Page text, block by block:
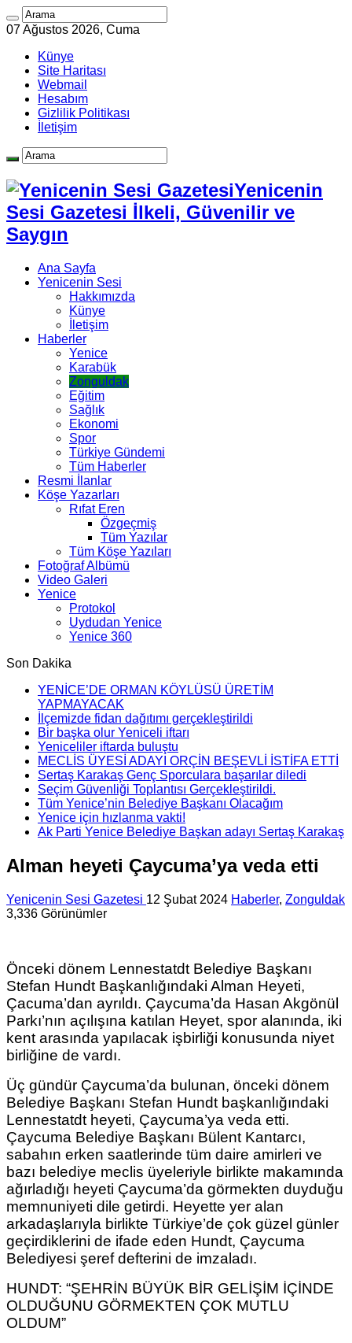
07 Ağustos 2026, Cuma
Künye
Site Haritası
Webmail
Hesabım
Gizlilik Politikası
İletişim
Yenicenin
Sesi Gazetesi İlkeli, Güvenilir ve
Saygın
Ana Sayfa
Yenicenin Sesi
Hakkımızda
Künye
İletişim
Haberler
Yenice
Karabük
Zonguldak
Eğitim
Sağlık
Ekonomi
Spor
Türkiye Gündemi
Tüm Haberler
Resmi İlanlar
Köşe Yazarları
Rıfat Eren
Özgeçmiş
Tüm Yazılar
Tüm Köşe Yazıları
Fotoğraf Albümü
Video Galeri
Yenice
Protokol
Uydudan Yenice
Yenice 360
Son Dakika
YENİCE’DE ORMAN KÖYLÜSÜ ÜRETİM
YAPMAYACAK
İlçemizde fidan dağıtımı gerçekleştirildi
Bir başka olur Yeniceli iftarı
Yeniceliler iftarda buluştu
MECLİS ÜYESİ ADAYI ORÇİN BEŞEVLİ İSTİFA ETTİ
Sertaş Karakaş Genç Sporculara başarılar diledi
Seçim Güvenliği Toplantısı Gerçekleştirildi.
Tüm Yenice’nin Belediye Başkanı Olacağım
Yenice için hızlanma vakti!
Ak Parti Yenice Belediye Başkan adayı Sertaş Karakaş
Alman heyeti Çaycuma’ya veda etti
Yenicenin Sesi Gazetesi 12 Şubat 2024 Haberler, Zonguldak
3,336 Görünümler
Önceki dönem Lennestatdt Belediye Başkanı
Stefan Hundt Başkanlığındaki Alman Heyeti,
Çacuma’dan ayrıldı. Çaycuma’da Hasan Akgönül
Parkı’nın açılışına katılan Heyet, spor alanında, iki
kent arasında yapılacak işbirliği konusunda niyet
birliğine de vardı.
Üç gündür Çaycuma’da bulunan, önceki dönem
Belediye Başkanı Stefan Hundt başkanlığındaki
Lennestatdt heyeti, Çaycuma’ya veda etti.
Çaycuma Belediye Başkanı Bülent Kantarcı,
sabahın erken saatlerinde tüm daire amirleri ve
bazı belediye meclis üyeleriyle birlikte makamında
ağırladığı heyeti Çaycuma’da görmekten duyduğu
memnuniyeti dile getirdi. Heyette yer alan
arkadaşlarıyla birlikte Türkiye’de çok güzel günler
geçirdiklerini de ifade eden Hundt, Çaycuma
Belediyesi şeref defterini de imzaladı.
HUNDT: “ŞEHRİN BÜYÜK BİR GELİŞİM İÇİNDE
OLDUĞUNU GÖRMEKTEN ÇOK MUTLU
OLDUM”